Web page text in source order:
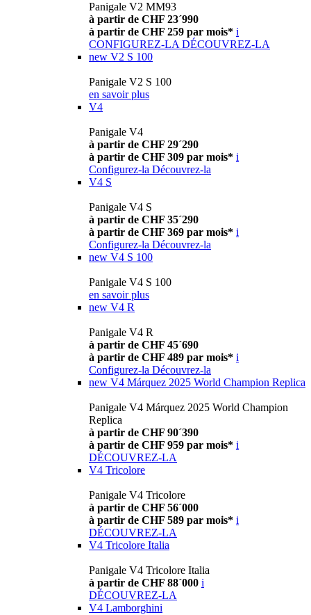
Panigale V2 MM93
à partir de CHF 23´990
à partir de CHF 259 par mois* i
CONFIGUREZ-LA DÉCOUVREZ-LA
new V2 S 100
Panigale V2 S 100
en savoir plus
V4
Panigale V4
à partir de CHF 29´290
à partir de CHF 309 par mois* i
Configurez-la Découvrez-la
V4 S
Panigale V4 S
à partir de CHF 35´290
à partir de CHF 369 par mois* i
Configurez-la Découvrez-la
new V4 S 100
Panigale V4 S 100
en savoir plus
new V4 R
Panigale V4 R
à partir de CHF 45´690
à partir de CHF 489 par mois* i
Configurez-la Découvrez-la
new V4 Márquez 2025 World Champion Replica
Panigale V4 Márquez 2025 World Champion
Replica
à partir de CHF 90´390
à partir de CHF 959 par mois* i
DÉCOUVREZ-LA
V4 Tricolore
Panigale V4 Tricolore
à partir de CHF 56´000
à partir de CHF 589 par mois* i
DÉCOUVREZ-LA
V4 Tricolore Italia
Panigale V4 Tricolore Italia
à partir de CHF 88´000 i
DÉCOUVREZ-LA
V4 Lamborghini